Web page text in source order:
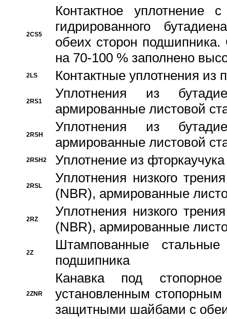
2CS5
Контактное уплотнение
гидрированного
обеих сторон
на 70-100 % заполнено
2LS Контактные уплотнения из
2RS1
Уплотнения из
армированные листовой
2RSH
Уплотнения из
армированные листовой
2RSH2 Уплотнение из
2RSL
Уплотнения низкого
(NBR), армированные
2RZ
Уплотнения низкого
(NBR), армированные
2Z
Штампованные
подшипника
2ZNR
Канавка под
установленным
защитными шайбами с